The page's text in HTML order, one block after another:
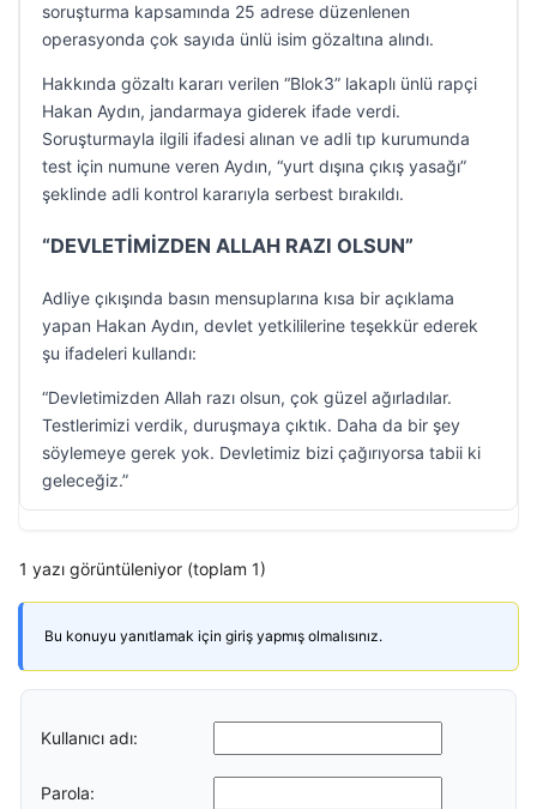
soruşturma kapsamında 25 adrese düzenlenen
operasyonda çok sayıda ünlü isim gözaltına alındı.
Hakkında gözaltı kararı verilen “Blok3” lakaplı ünlü rapçi
Hakan Aydın, jandarmaya giderek ifade verdi.
Soruşturmayla ilgili ifadesi alınan ve adli tıp kurumunda
test için numune veren Aydın, “yurt dışına çıkış yasağı”
şeklinde adli kontrol kararıyla serbest bırakıldı.
“DEVLETİMİZDEN ALLAH RAZI OLSUN”
Adliye çıkışında basın mensuplarına kısa bir açıklama
yapan Hakan Aydın, devlet yetkililerine teşekkür ederek
şu ifadeleri kullandı:
“Devletimizden Allah razı olsun, çok güzel ağırladılar.
Testlerimizi verdik, duruşmaya çıktık. Daha da bir şey
söylemeye gerek yok. Devletimiz bizi çağırıyorsa tabii ki
geleceğiz.”
1 yazı görüntüleniyor (toplam 1)
Bu konuyu yanıtlamak için giriş yapmış olmalısınız.
Kullanıcı adı:
Parola: